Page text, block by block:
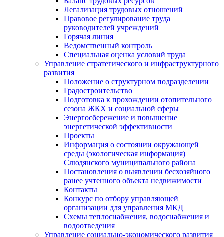
Легализация трудовых отношений
Правовое регулирование труда
руководителей учреждений
Горячая линия
Ведомственный контроль
Специальная оценка условий труда
Управление стратегического и инфраструктурного
развития
Положение о структурном подразделении
Градостроительство
Подготовка к прохождении отопительного
сезона ЖКХ и социальной сферы
Энергосбережение и повышение
энергетической эффективности
Проекты
Информация о состоянии окружающей
среды (экологическая информация)
Слюдянского муниципального района
Постановления о выявлении бесхозяйного
ранее учтенного объекта недвижимости
Контакты
Конкурс по отбору управляющей
организации для управления МКД
Схемы теплоснабжения, водоснабжения и
водоотведения
Управление социально-экономического развития